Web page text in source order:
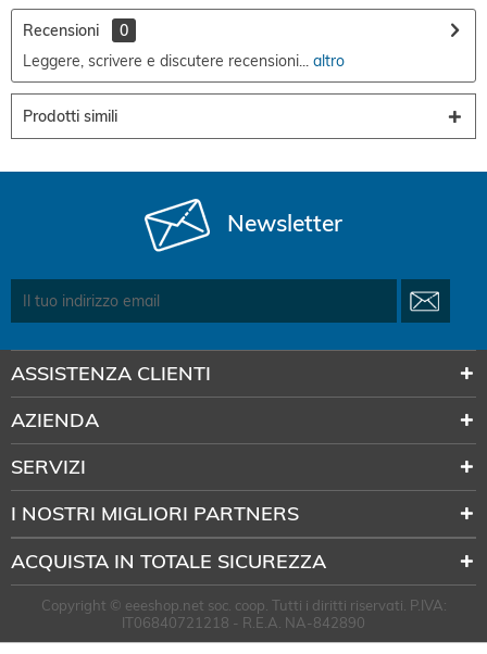
Recensioni
0
Leggere, scrivere e discutere recensioni... altro
Prodotti simili
Newsletter
ASSISTENZA CLIENTI
AZIENDA
SERVIZI
I NOSTRI MIGLIORI PARTNERS
ACQUISTA IN TOTALE SICUREZZA
Copyright © eeeshop.net soc. coop. Tutti i diritti riservati. P.IVA:
IT06840721218 - R.E.A. NA-842890